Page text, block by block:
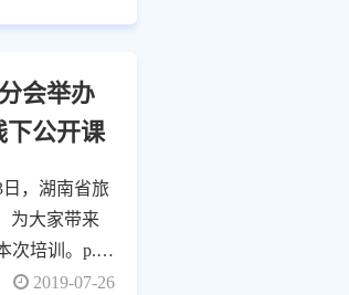
会举办
下公开课
，湖南省旅
为大家带来
次培训。p.p1
Neue'; color:
2019-07-26